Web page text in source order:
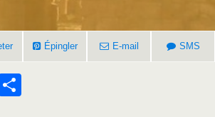
Épingler E-mail SMS
Li